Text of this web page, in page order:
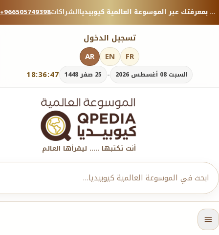
+966505749398الشراكات منصة معرفية موثوقة — شارك بمعرفتك عبر الموسوعة العالمية كيوبيديا.
تسجيل الدخول
18:36:49 السبت 08 أغسطس 2026 - 25 صفر 1448
AR EN FR
أنت تكتبها ..... ليقرأها العالم